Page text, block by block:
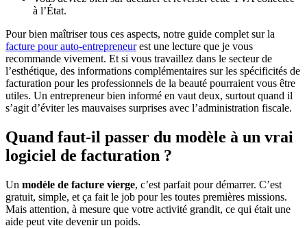
à l’État.
Pour bien maîtriser tous ces aspects, notre guide complet sur la
facture pour auto-entrepreneurest une lecture que je vous
recommande vivement. Et si vous travaillez dans le secteur de
l’esthétique, des informations complémentaires sur les spécificités de
facturation pour les professionnels de la beauté pourraient vous être
utiles. Un entrepreneur bien informé en vaut deux, surtout quand il
s’agit d’éviter les mauvaises surprises avec l’administration fiscale.
Quand faut-il passer du modèle à un vrai
logiciel de facturation ?
Un modèle de facture vierge, c’est parfait pour démarrer. C’est
gratuit, simple, et ça fait le job pour les toutes premières missions.
Mais attention, à mesure que votre activité grandit, ce qui était une
aide peut vite devenir un poids.